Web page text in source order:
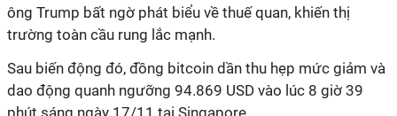
ông Trump bất ngờ phát biểu về thuế quan, khiến thị
trường toàn cầu rung lắc mạnh.
Sau biến động đó, đồng bitcoin dần thu hẹp mức giảm và
dao động quanh ngưỡng 94.869 USD vào lúc 8 giờ 39
phút sáng ngày 17/11 tại Singapore.